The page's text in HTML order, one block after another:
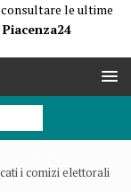
consultare le ultime
Piacenza24
i comizi elettorali